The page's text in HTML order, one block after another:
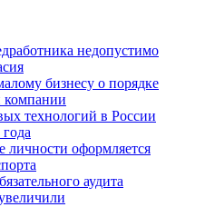
недопустимо
бизнесу о порядке
компании
технологий в России
личности оформляется
аудита